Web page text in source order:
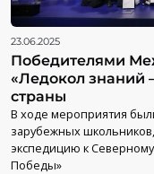
23.06.2025
Победителями
«Ледокол знаний
страны
В ходе мероприятия
зарубежных
экспедицию к
Победы»